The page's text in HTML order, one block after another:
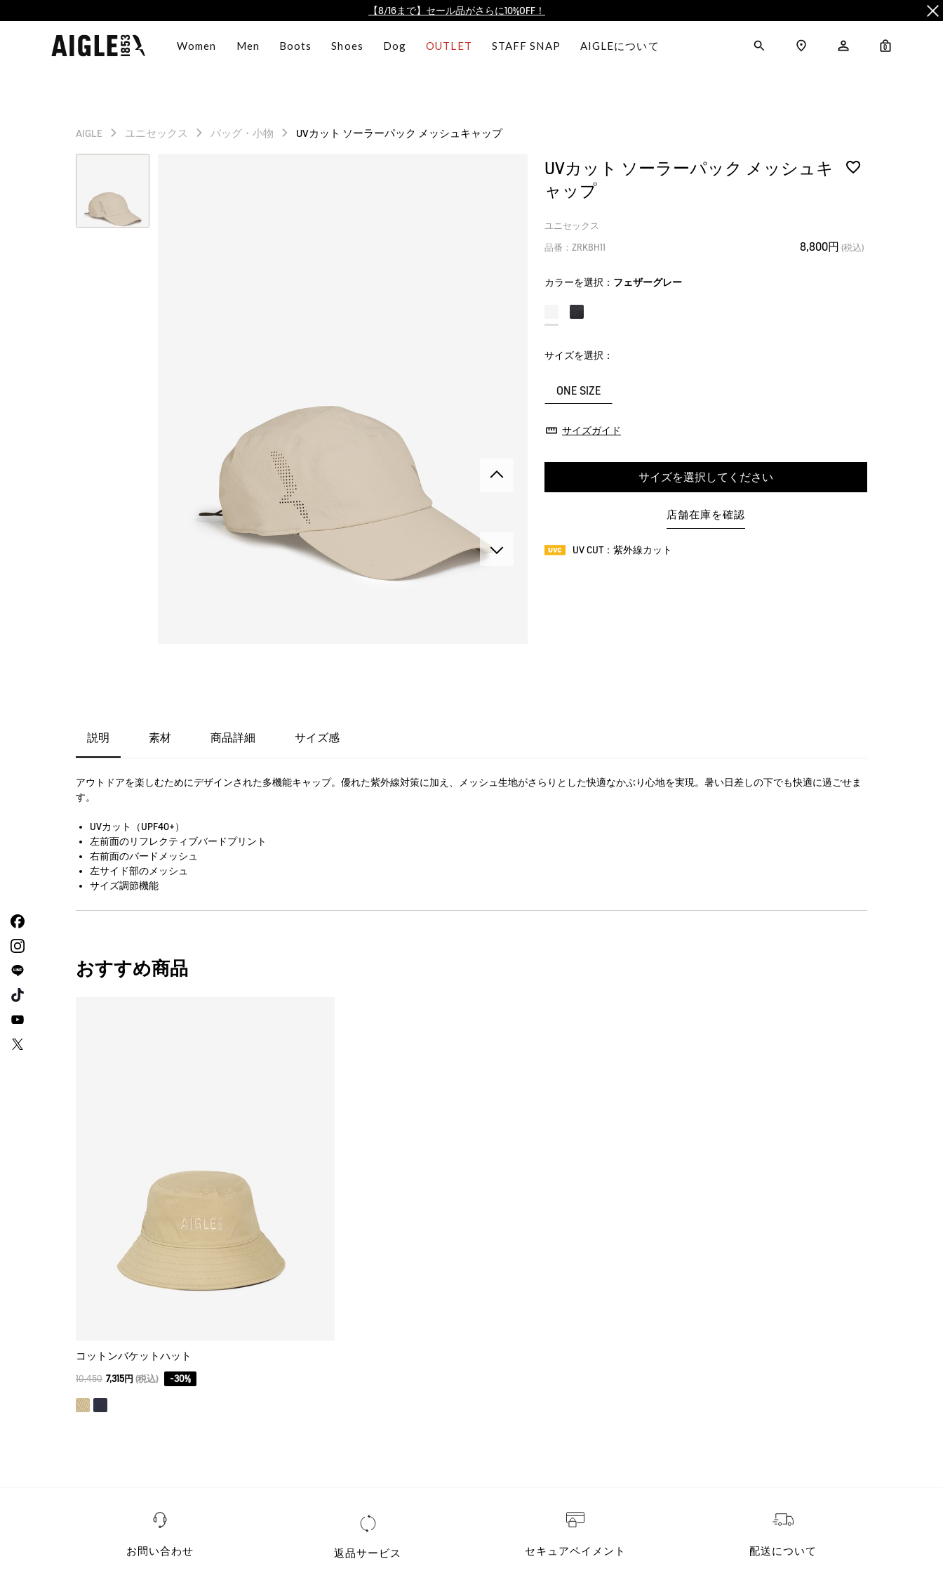
【最大50%OFF】FINAL SALEがスタート！
ログイン/会員登録で送料＆返品無料
Women Men Boots Shoes Dog OUTLET STAFF SNAP AIGLEについて 0
AIGLE ユニセックス バッグ・小物 UVカット ソーラーパック メッシュキャップ
UVカット ソーラーパック メッシュキ
ャップ
ユニセックス
品番：ZRKBH11 8,800円 (税込)
カラーを選択： フェザーグレー
サイズを選択：
ONE SIZE
サイズガイド
サイズを選択してください
店舗在庫を確認
UV CUT：紫外線カット
説明 素材 商品詳細 サイズ感
アウトドアを楽しむためにデザインされた多機能キャップ。優れた紫外線対策に加え、メッシュ生地がさらりとした快適なかぶり心地を実現。暑い日差しの下でも快適に過ごせま
す。
UVカット（UPF40+）
左前面のリフレクティブバードプリント
右前面のバードメッシュ
左サイド部のメッシュ
サイズ調節機能
おすすめ商品
コットンバケットハット
10,450 7,315円 (税込) -30%
お問い合わせ 返品サービス セキュアペイメント 配送について